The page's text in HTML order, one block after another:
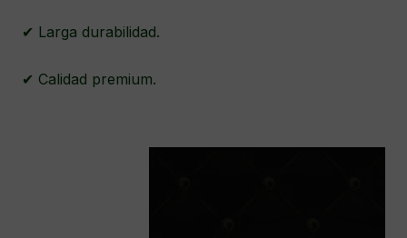
✔ Larga durabilidad.
✔ Calidad premium.